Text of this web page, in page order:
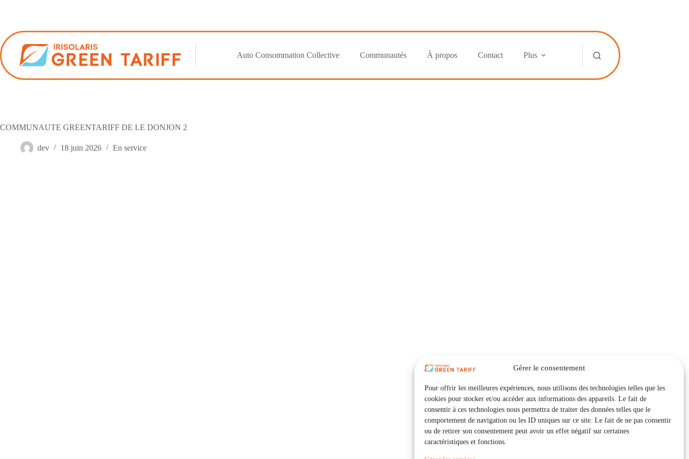
Gérer le consentement
Pour offrir les meilleures expériences, nous utilisons des technologies telles que les
cookies pour stocker et/ou accéder aux informations des appareils. Le fait de
consentir à ces technologies nous permettra de traiter des données telles que le
comportement de navigation ou les ID uniques sur ce site. Le fait de ne pas consentir
ou de retirer son consentement peut avoir un effet négatif sur certaines
caractéristiques et fonctions.
Auto Consommation Collective Communautés À propos Contact Plus
COMMUNAUTE GREENTARIFF DE LE DONJON 2
dev 18 juin 2026 En service